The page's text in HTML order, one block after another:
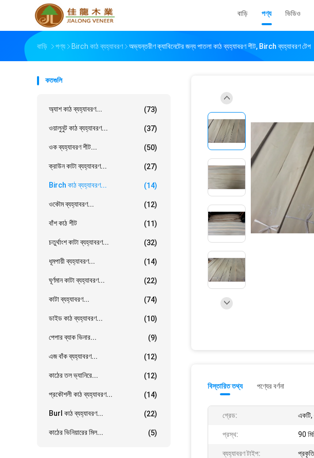
বাড়ি পণ্য ভিডিও
বাড়ি পণ্য Birch কাঠ ব্যহ্যাবরণ অভ্যন্তরীণ ক্যাবিনেটের জন্য পাতলা কাঠ ব্যহ্যাবরণ শীট, Birch ব্যহ্যাবরণ টেপ
কতগুলি
অ্যাশ কাঠ ব্যহ্যাবরণ... (73)
ওয়ালুনুট কাঠ ব্যহ্যাবরণ... (37)
ওক ব্যহ্যাবরণ শীট... (50)
ক্রাউন কাটা ব্যহ্যাবরণ... (27)
Birch কাঠ ব্যহ্যাবরণ... (14)
ওকৌম ব্যহ্যাবরণ... (12)
বাঁশ কাঠ শীট (11)
চতুর্থাংশ কাটা ব্যহ্যাবরণ... (32)
ধূমপায়ী ব্যহ্যাবরণ... (14)
ঘূর্ণমান কাটা ব্যহ্যাবরণ... (22)
কাটা ব্যহ্যাবরণ... (74)
ডাইড কাঠ ব্যহ্যাবরণ... (10)
পেপার ব্যাক ভিনার... (9)
এজ বাঁক ব্যহ্যাবরণ... (12)
কাঠের তল ভ্যানিরে... (12)
প্রকৌশলী কাঠ ব্যহ্যাবরণ... (14)
Burl কাঠ ব্যহ্যাবরণ... (22)
কাঠের ভিনিয়ারের মিল... (5)
বিস্তারিত তথ্য পণ্যের বর্ণনা
গ্রেড: একটি,
প্রস্থ: 90
ব্যহ্যাবরণ টাইপ: